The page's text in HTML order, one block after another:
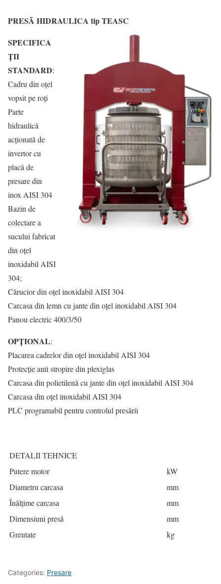
PRESĂ HIDRAULICA tip TEASC
SPECIFICA
ȚII
STANDARD:
Cadru din oțel
vopsit pe roți
Parte
hidraulică
acționată de
invertor cu
placă de
presare din
inox AISI 304
Bazin de
colectare a
sucului fabricat
din oțel
inoxidabil AISI
304;
Cărucior din oțel inoxidabil AISI 304
Carcasa din lemn cu jante din oțel inoxidabil AISI 304
Panou electric 400/3/50
OPȚIONAL:
Placarea cadrelor din oțel inoxidabil AISI 304
Protecție anti stropire din plexiglas
Carcasa din polietilenă cu jante din oțel inoxidabil AISI 304
Carcasa din oțel inoxidabil AISI 304
PLC programabil pentru controlul presării
DETALII TEHNICE
Putere motor
kW
Diametru carcasa
mm
Înălțime carcasa
mm
Dimensiuni presă
mm
Greutate
kg
Categories: Presare